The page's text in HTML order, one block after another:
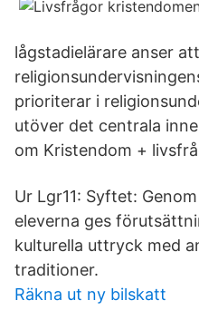
lågstadielärare anser att
prioriterar i
utöver det centrala
om Kristendom +
Ur Lgr11: Syftet:
eleverna ges
kulturella uttryck med
traditioner.
Räkna ut ny bilskatt